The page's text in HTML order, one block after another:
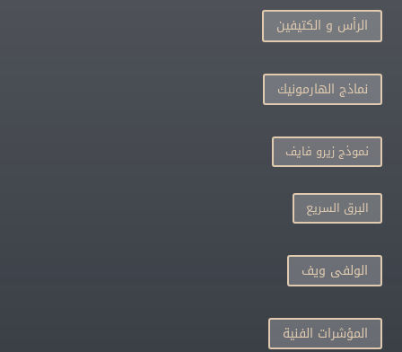
الرأس و الكتيفين
نماذج الهارمونيك
نموذج زيرو فايف
البرق السريع
الولفى ويف
المؤشرات الفنية